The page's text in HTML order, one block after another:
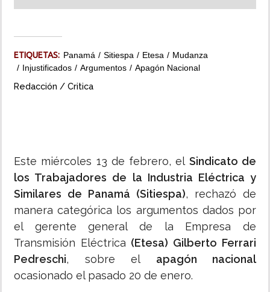
ETIQUETAS: Panamá Sitiespa Etesa
Mudanza
Injustificados
Argumentos Apagón Nacional
Redacción / Critica
Este miércoles 13 de febrero, el Sindicato de
los Trabajadores de la Industria Eléctrica y
Similares de Panamá (Sitiespa), rechazó de
manera categórica los argumentos dados por
el gerente general de la Empresa de
Transmisión Eléctrica (Etesa) Gilberto Ferrari
Pedreschi, sobre el apagón nacional
ocasionado el pasado 20 de enero.